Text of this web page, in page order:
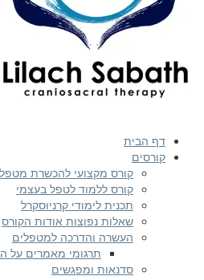
הבית
קורס מקצועי להכשרת מטפלים
קורס ללמוד לטפל בעצמי
תכנית לימודי קרניוסקרל
שאלות נפוצות אודות הקורס
העשרה והדרכה למטפלים
תרגומי מאמרים על הקרניוסקרל
סדנאות ומפגשים